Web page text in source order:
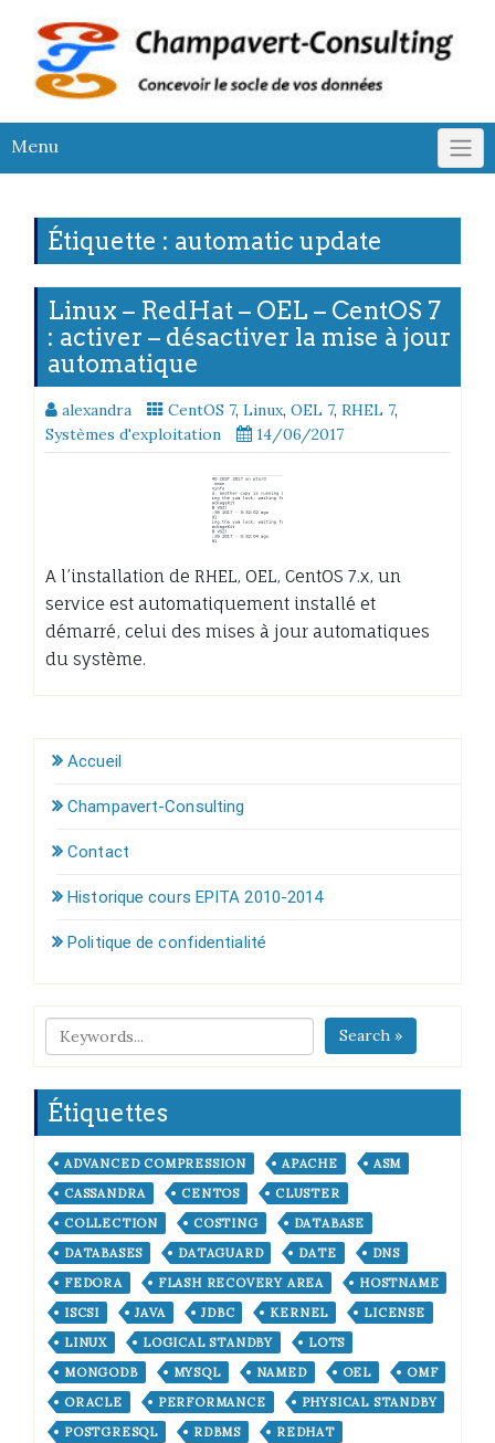
content
Menu
Étiquette : automatic update
Linux – RedHat – OEL – CentOS 7
: activer – désactiver la mise à jour
automatique
alexandra CentOS 7, Linux, OEL 7, RHEL 7,
Systèmes d'exploitation
14/06/2017
A l’installation de RHEL, OEL, CentOS 7.x, un
service est automatiquement installé et
démarré, celui des mises à jour automatiques
du système.
Accueil
Champavert-Consulting
Contact
Historique cours EPITA 2010-2014
Politique de confidentialité
Search »
Étiquettes
ADVANCED COMPRESSION APACHE
ASM
CASSANDRA
CENTOS
CLUSTER
COLLECTION
COSTING
DATABASE
DATABASES
DATAGUARD DATE
DNS
FEDORA
FLASH RECOVERY AREA
HOSTNAME
ISCSI
JAVA JDBC KERNEL
LICENSE
LINUX
LOGICAL STANDBY
LOTS
MONGODB
MYSQL NAMED OEL
OMF
ORACLE
PERFORMANCE
PHYSICAL STANDBY
POSTGRESQL
RDBMS
REDHAT